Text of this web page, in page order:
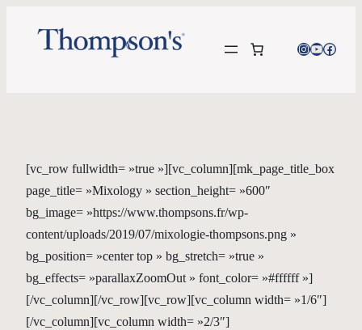
Instagram
YouTube
[vc_row fullwidth= »true »][vc_column][mk_page_title_box
page_title= »Mixology » section_height= »600″
bg_image= »https://www.thompsons.fr/wp-
content/uploads/2019/07/mixologie-thompsons.png »
bg_position= »center top » bg_stretch= »true »
bg_effects= »parallaxZoomOut » font_color= »#ffffff »]
[/vc_column][/vc_row][vc_row][vc_column width= »1/6″]
[/vc_column][vc_column width= »2/3″]